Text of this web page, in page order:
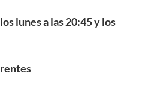
lunes a las 20:45 y los